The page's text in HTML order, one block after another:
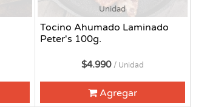
Unidad
Tocino Ahumado Laminado
Peter's 100g.
$4.990 / Unidad
Agregar